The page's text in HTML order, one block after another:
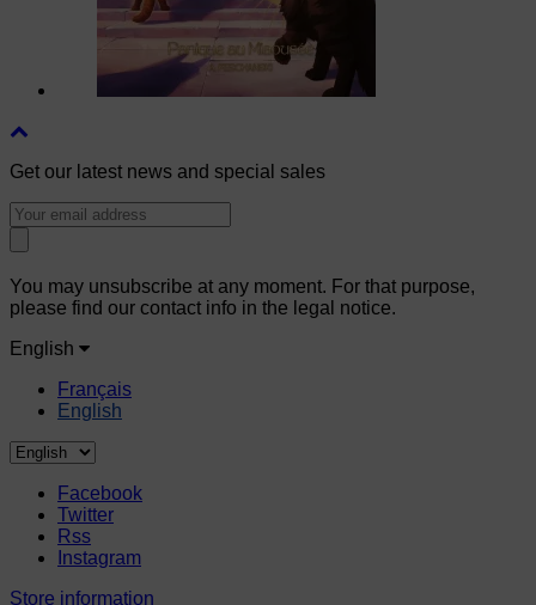
Get our latest news and special sales
You may unsubscribe at any moment. For that purpose,
please find our contact info in the legal notice.
English
Français
English
Facebook
Twitter
Rss
Instagram
Store information